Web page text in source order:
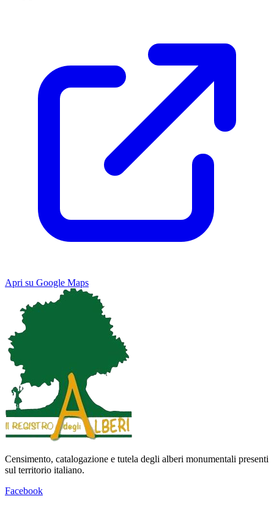
Apri su Google Maps
Map Satellite
Keyboard shortcuts
Censimento, catalogazione e tutela degli alberi monumentali presenti
sul territorio italiano.
Facebook